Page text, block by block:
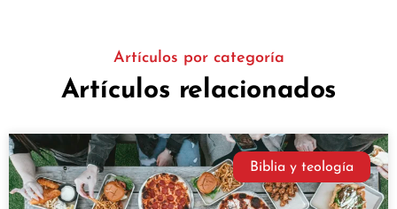
Artículos por categoría
Artículos relacionados
Biblia y teología